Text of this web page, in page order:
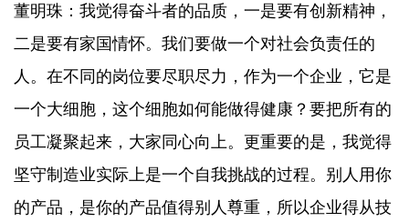
董明珠：我觉得奋斗者的品质，一是要有创新精神，
二是要有家国情怀。我们要做一个对社会负责任的
人。在不同的岗位要尽职尽力，作为一个企业，它是
一个大细胞，这个细胞如何能做得健康？要把所有的
员工凝聚起来，大家同心向上。更重要的是，我觉得
坚守制造业实际上是一个自我挑战的过程。别人用你
的产品，是你的产品值得别人尊重，所以企业得从技